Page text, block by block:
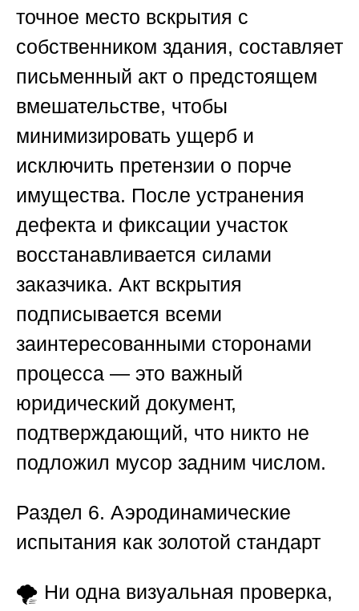
точное место вскрытия с
собственником здания, составляет
письменный акт о предстоящем
вмешательстве, чтобы
минимизировать ущерб и
исключить претензии о порче
имущества. После устранения
дефекта и фиксации участок
восстанавливается силами
заказчика. Акт вскрытия
подписывается всеми
заинтересованными сторонами
процесса — это важный
юридический документ,
подтверждающий, что никто не
подложил мусор задним числом.
Раздел 6. Аэродинамические
испытания как золотой стандарт
🌪️ Ни одна визуальная проверка,